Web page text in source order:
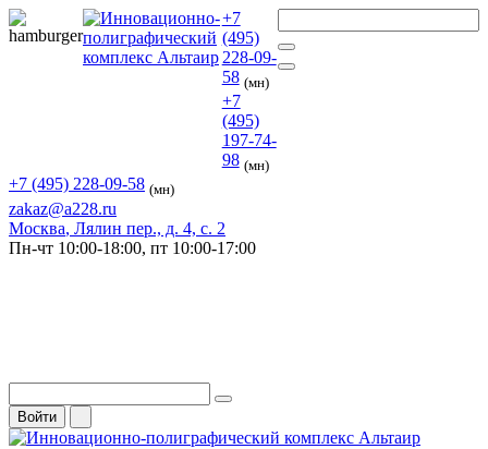
+7
(495)
228-09-
58 (мн)
+7
(495)
197-74-
98 (мн)
+7 (495) 228-09-58 (мн)
zakaz@a228.ru
Москва, Лялин пер., д. 4, с. 2
Пн-чт 10:00-18:00, пт 10:00-17:00
Войти